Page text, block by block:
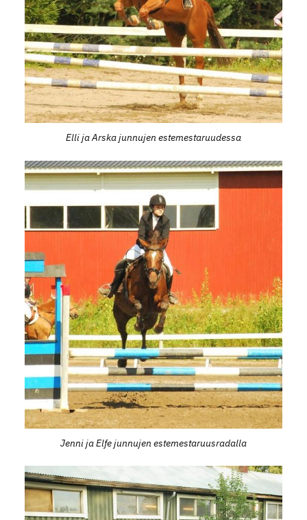
Elli ja Arska junnujen estemestaruudessa
Jenni ja Elfe junnujen estemestaruusradalla